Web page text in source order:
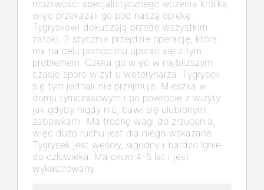
możliwości specjalistycznego leczenia królika,
więc przekazali go pod naszą opiekę.
Tygryskowi dokuczają przede wszystkim
zatoki. 2 stycznia przejdzie operację, która
ma na celu pomóc mu uporać się z tym
problemem. Czeka go więc w najbliższym
czasie sporo wizyt u weterynarza. Tygrysek
się tym jednak nie przejmuje. Mieszka w
domu tymczasowym i po powrocie z wizyty
jak gdyby nigdy nic, bawi się ulubionymi
zabawkami. Ma trochę wagi do zrzucenia,
więc dużo ruchu jest dla niego wskazane.
Tygrysek jest wesoły, łagodny i bardzo lgnie
do człowieka. Ma około 4-5 lat i jest
wykastrowany.